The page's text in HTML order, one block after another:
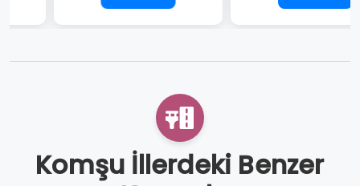
Komşu İllerdeki Benzer